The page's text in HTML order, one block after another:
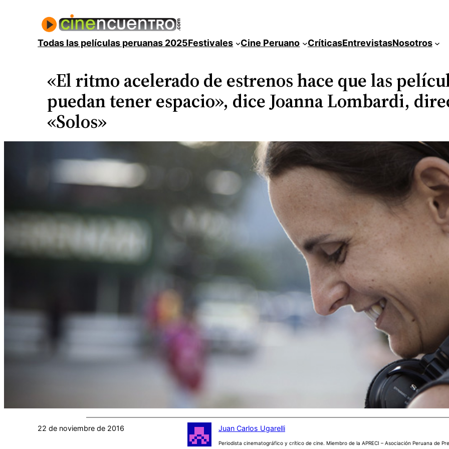
contenidoTodas las películas peruanas 2025Festivales Cine Peruano CríticasEntrevistasNosotros
«El ritmo acelerado de estrenos hace que las
puedan tener espacio», dice Joanna Lombardi,
«Solos»
22 de noviembre de 2016 Juan Carlos Ugarelli
Periodista cinematográfico y crítico de cine. Miembro de la APRECI – Asociación Peruana de